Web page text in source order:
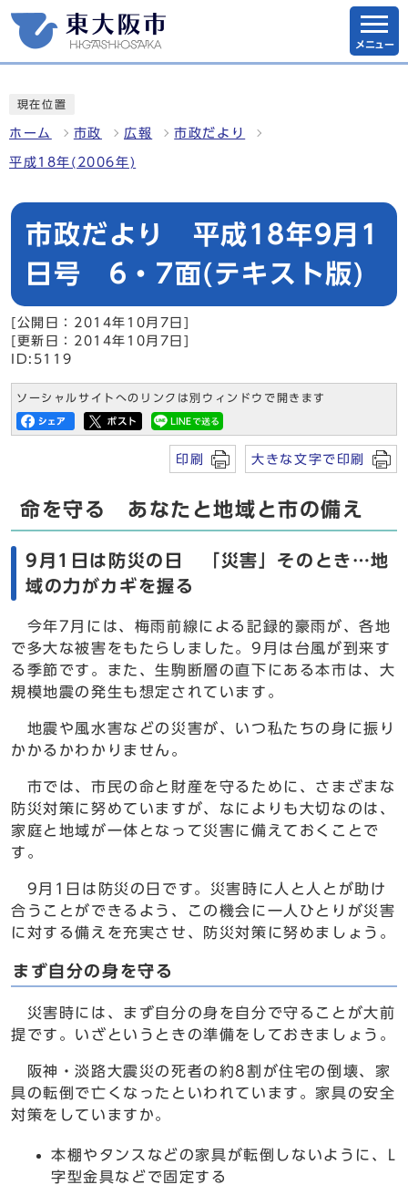
メニュー
現在位置
ホーム 市政 広報 市政だより
平成18年(2006年)
市政だより 平成18年9月1
日号 6・7面(テキスト版)
[公開日：2014年10月7日]
[更新日：2014年10月7日]
ID:5119
ソーシャルサイトへのリンクは別ウィンドウで開きます
印刷 大きな文字で印刷
命を守る あなたと地域と市の備え
9月1日は防災の日 「災害」そのとき…地
域の力がカギを握る
今年7月には、梅雨前線による記録的豪雨が、各地
で多大な被害をもたらしました。9月は台風が到来す
る季節です。また、生駒断層の直下にある本市は、大
規模地震の発生も想定されています。
地震や風水害などの災害が、いつ私たちの身に振り
かかるかわかりません。
市では、市民の命と財産を守るために、さまざまな
防災対策に努めていますが、なによりも大切なのは、
家庭と地域が一体となって災害に備えておくことで
す。
9月1日は防災の日です。災害時に人と人とが助け
合うことができるよう、この機会に一人ひとりが災害
に対する備えを充実させ、防災対策に努めましょう。
まず自分の身を守る
災害時には、まず自分の身を自分で守ることが大前
提です。いざというときの準備をしておきましょう。
阪神・淡路大震災の死者の約8割が住宅の倒壊、家
具の転倒で亡くなったといわれています。家具の安全
対策をしていますか。
本棚やタンスなどの家具が転倒しないように、L
字型金具などで固定する